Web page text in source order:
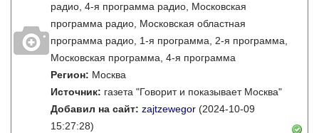
радио, 4-я программа радио, Московская
программа радио, Московская областная
программа радио, 1-я программа, 2-я программа,
Московская программа, 4-я программа
Регион: Москва
Источник: газета "Говорит и показывает Москва"
Добавил на сайт: zajtzewegor (2024-10-09
15:27:28)